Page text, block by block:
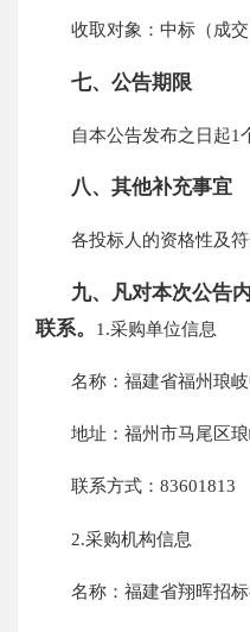
收取对象：中标（成交
七、公告期限
自本公告发布之日起1个
八、其他补充事宜
各投标人的资格性及符
九、凡对本次公告
联系。 1.采购单位信息
名称：福建省福州琅岐
地址：福州市马尾区琅
联系方式：83601813
2.采购机构信息
名称：福建省翔晖招标